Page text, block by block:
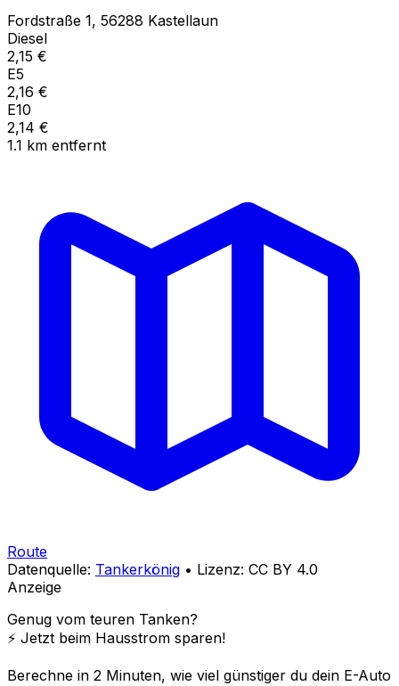
Fordstraße 1, 56288 Kastellaun
Diesel
2,15 €
E5
2,16 €
E10
2,14 €
1.1 km entfernt
Route
Datenquelle: Tankerkönig • Lizenz: CC BY 4.0
Anzeige
Genug vom teuren Tanken?
⚡️ Jetzt beim Hausstrom sparen!
Berechne in 2 Minuten, wie viel günstiger du dein E-Auto